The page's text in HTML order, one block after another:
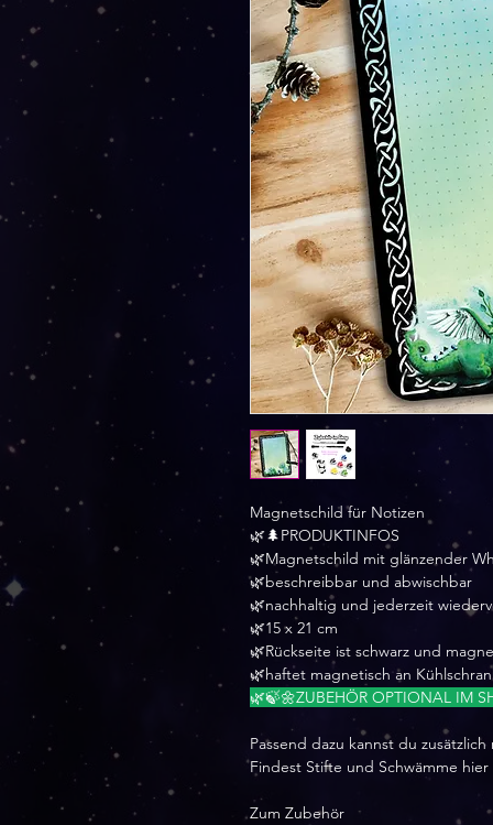
Magnetschild für Notizen
🌿🌲PRODUKTINFOS
🌿Magnetschild mit glänzender
🌿beschreibbar und abwischbar
🌿nachhaltig und jederzeit
🌿15 x 21 cm
🌿Rückseite ist schwarz und
🌿haftet magnetisch an
🌿🍃🌼ZUBEHÖR OPTIONAL IM
Passend dazu kannst du
Findest Stifte und Schwämme
Zum Zubehör